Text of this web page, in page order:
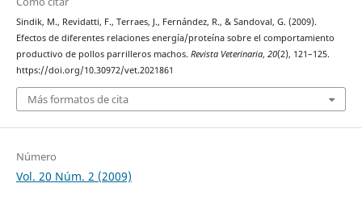
Sindik, M., Revidatti, F., Terraes, J., Fernández, R., & Sandoval, G. (2009).
Efectos de diferentes relaciones energía/proteína sobre el comportamiento
productivo de pollos parrilleros machos. Revista Veterinaria, 20(2), 121–125.
https://doi.org/10.30972/vet.2021861
Más formatos de cita
Número
Vol. 20 Núm. 2 (2009)